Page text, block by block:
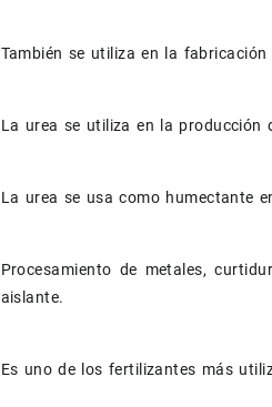
También se utiliza en la
La urea se utiliza en la producción
La urea se usa como humectante
Procesamiento de metales,
aislante.
Es uno de los fertilizantes más